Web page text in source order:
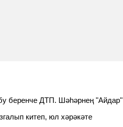
беренче ДТП. Шәһәрнең "Айдар"
китеп, юл хәрәкәте